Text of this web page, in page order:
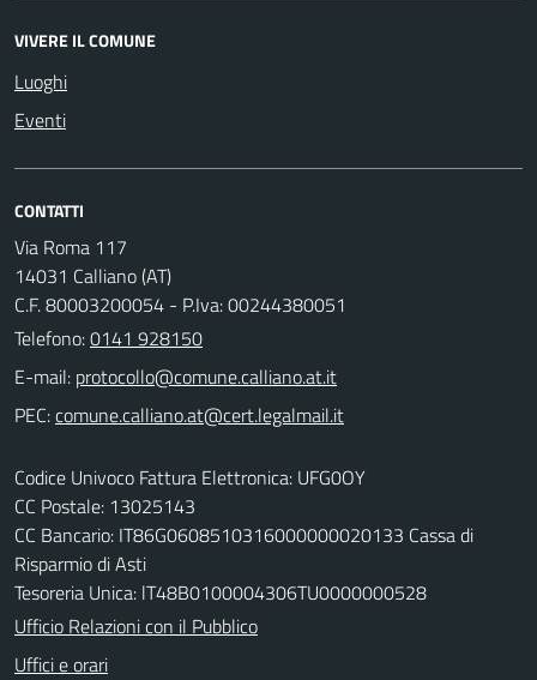
VIVERE IL COMUNE
Luoghi
Eventi
CONTATTI
Via Roma 117
14031 Calliano (AT)
C.F. 80003200054 - P.Iva: 00244380051
Telefono:0141 928150
E-mail:
PEC:
Codice Univoco Fattura Elettronica: UFG0OY
CC Postale: 13025143
CC Bancario: IT86G0608510316000000020133 Cassa di
Risparmio di Asti
Tesoreria Unica: lT48B0100004306TU0000000528
Ufficio Relazioni con il Pubblico
Uffici e orari